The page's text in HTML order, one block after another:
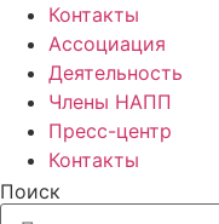
Контакты
Ассоциация
Деятельность
Члены НАПП
Пресс-центр
Контакты
Поиск